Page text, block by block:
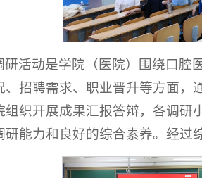
研活动是学院（医院）围绕口腔
、招聘需求、职业晋升等方面，
组织开展成果汇报答辩，各调研
能力和良好的综合素养。经过